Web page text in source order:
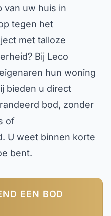
van uw huis in
tegen het
met talloze
Bij Leco
hun woning
bieden u direct
bod, zonder
of
U weet binnen korte
bent.
EEN BOD